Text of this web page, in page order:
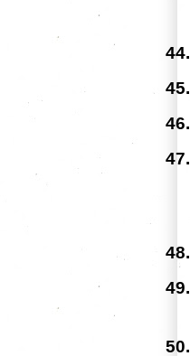
44.
45.
46.
47.
48.
49.
50.